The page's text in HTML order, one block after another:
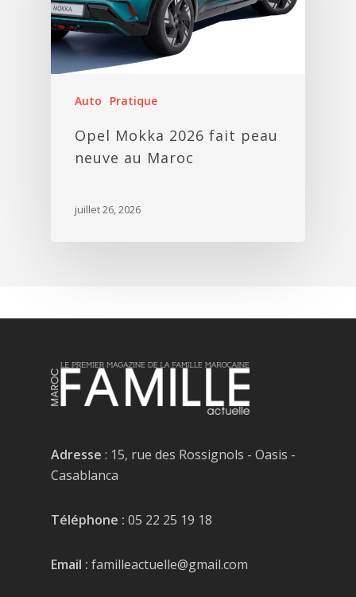
Auto Pratique
Opel Mokka 2026 fait peau
neuve au Maroc
juillet 26, 2026
Adresse : 15, rue des Rossignols - Oasis -
Casablanca
Téléphone : 05 22 25 19 18
Email : familleactuelle@gmail.com